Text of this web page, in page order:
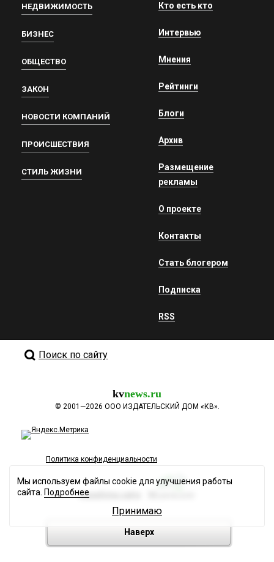
НЕДВИЖИМОСТЬ
БИЗНЕС
ОБЩЕСТВО
ЗАКОН
НОВОСТИ КОМПАНИЙ
ПРОИСШЕСТВИЯ
СТИЛЬ ЖИЗНИ
Кто есть кто
Интервью
Мнения
Рейтинги
Блоги
Архив
Размещение
рекламы
О проекте
Контакты
Стать блогером
Подписка
RSS
Поиск по сайту
kvnews.ru
© 2001—2026 ООО ИЗДАТЕЛЬСКИЙ ДОМ «КВ».
Политика конфиденциальности
Разработка сайта
Наверх
Мы используем файлы cookie для улучшения работы
сайта. Подробнее
Принимаю